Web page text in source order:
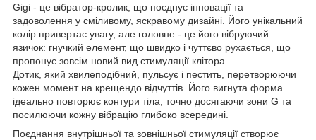
Gigi - це вібратор-кролик, що поєднує інновації та
задоволення у сміливому, яскравому дизайні. Його унікальний
колір привертає увагу, але головне - це його вібруючий
язичок: гнучкий елемент, що швидко і чуттєво рухається, що
пропонує зовсім новий вид стимуляції клітора.
Дотик, який хвилеподібний, пульсує і пестить, перетворюючи
кожен момент на крещендо відчуттів. Його вигнута форма
ідеально повторює контури тіла, точно досягаючи зони G та
посилюючи кожну вібрацію глибоко всередині.
Поєднання внутрішньої та зовнішньої стимуляції створює